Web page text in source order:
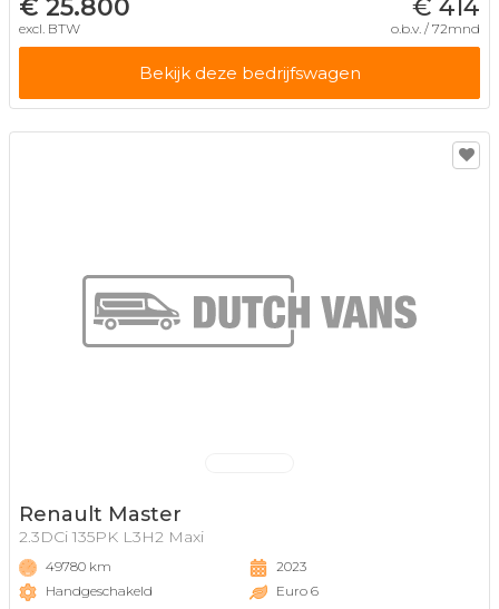
€ 25.800
excl. BTW
€ 414
o.b.v. / 72mnd
Bekijk deze bedrijfswagen
Renault Master
2.3DCi 135PK L3H2 Maxi
49780 km
Handgeschakeld
2023
Euro 6